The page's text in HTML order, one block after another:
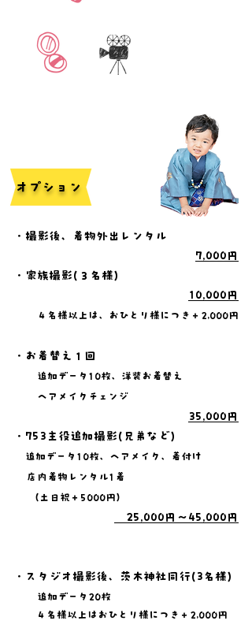
​オプション
・撮影後、着物外出レンタル
7,000円
・家族撮影(３名様)​
10,000円
４名様以上は、おひとり様につき＋2,000円
・お着替え１回
追加データ10枚、洋装お着替え
ヘアメイクチェンジ
35,000円
・753主役追加撮影(兄弟など)
追加データ10枚、ヘアメイク、着付け
店内着物レンタル1着
（土日祝＋5000円）
25,000円〜45,000円
・スタジオ撮影後、茨木神社同行(3名様)
追加データ20枚
４名様以上はおひとり様につき＋2,000円